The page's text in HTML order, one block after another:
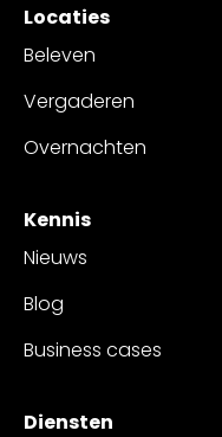
Locaties
Beleven
Vergaderen
Overnachten
Kennis
Nieuws
Blog
Business cases
Diensten